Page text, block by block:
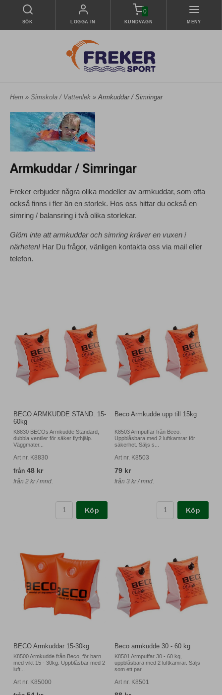
SÖK LOGGA IN
0
KUNDVAGN MENY
Hem » Simskola / Vattenlek » Armkuddar / Simringar
Armkuddar / Simringar
Freker erbjuder några olika modeller av armkuddar, som ofta
också finns i fler än en storlek. Hos oss hittar du också en
simring / balansring i två olika storlekar.
Glöm inte att armkuddar och simring kräver en vuxen i
närheten! Har Du frågor, vänligen kontakta oss via mail eller
telefon.
BECO ARMKUDDE STAND. 15-
60kg
K8830 BECOs Armkudde Standard,
dubbla ventiler för säker flythjälp.
Väggmater...
Art nr. K8830
från 48 kr
från 2 kr / mnd.
Köp
Beco Armkudde upp till 15kg
K8503 Armpuffar från Beco.
Uppblåsbara med 2 luftkamrar för
säkerhet. Säljs s...
Art nr. K8503
79 kr
från 3 kr / mnd.
Köp
BECO Armkuddar 15-30kg
K8500 Armkudde från Beco, för barn
med vikt 15 - 30kg. Uppblåsbar med 2
luft...
Art nr. K85000
Beco armkudde 30 - 60 kg
K8501 Armpuffar 30 - 60 kg,
uppblåsbara med 2 luftkamrar. Säljs
som ett par
Art nr. K8501